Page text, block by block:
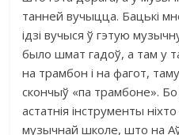
танней вучыцца. Бацькі
ідзі вучыся ў гэтую
было шмат гадоў, а там у
на трамбон і на фагот,
скончыў «па трамбоне».
астатнія інструменты
музычнай школе, што на